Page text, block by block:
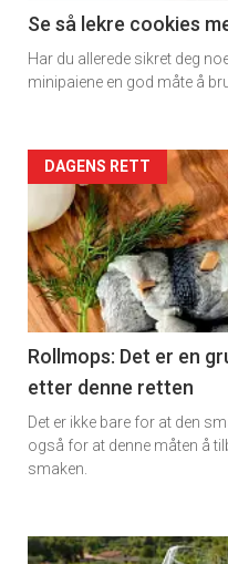
11
Dagens
Se så lekre cookies
Har du allerede sikret deg
minipaiene en god måte å
Artikler
detail
-
section
11
Ukens
vin
DAGENS RETT
Rollmops: Det er en
etter denne retten
Det er ikke bare for at den
også for at denne måten å
smaken.